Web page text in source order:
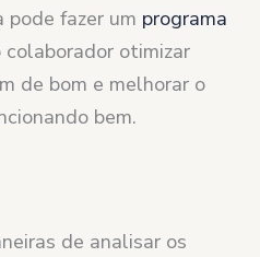
pode fazer um programa
colaborador otimizar
de bom e melhorar o
bem.
de analisar os